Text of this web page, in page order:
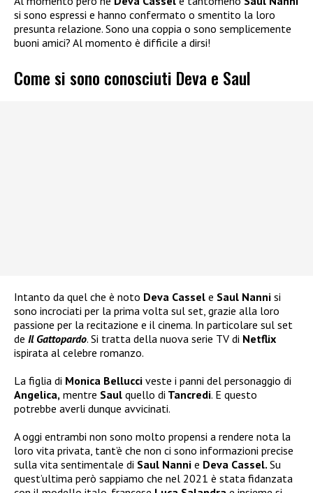
si sono espressi e hanno confermato o smentito la loro
presunta relazione. Sono una coppia o sono semplicemente
buoni amici? Al momento è difficile a dirsi!
Come si sono conosciuti Deva e Saul
Intanto da quel che è noto Deva Cassel e Saul Nanni si
sono incrociati per la prima volta sul set, grazie alla loro
passione per la recitazione e il cinema. In particolare sul set
de Il Gattopardo. Si tratta della nuova serie TV di Netflix
ispirata al celebre romanzo.
La figlia di Monica Bellucci veste i panni del personaggio di
Angelica, mentre Saul quello di Tancredi. E questo
potrebbe averli dunque avvicinati.
A oggi entrambi non sono molto propensi a rendere nota la
loro vita privata, tant’è che non ci sono informazioni precise
sulla vita sentimentale di Saul Nanni e Deva Cassel. Su
quest’ultima però sappiamo che nel 2021 è stata fidanzata